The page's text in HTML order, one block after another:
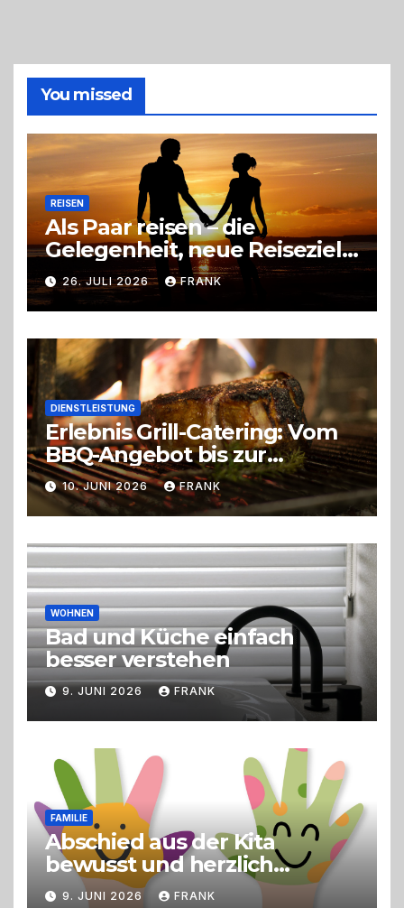
richtige
Entscheidung
You missed
REISEN
Als Paar reisen – die
Gelegenheit, neue Reiseziele
zu entdecken
26. JULI 2026 FRANK
DIENSTLEISTUNG
Erlebnis Grill-Catering: Vom
BBQ-Angebot bis zur
perfekten Eventorganisation
Trend zu Outdoor-Events,
Erlebnisgastronomie und
Live-Cooking
10. JUNI 2026 FRANK
WOHNEN
Bad und Küche einfach
besser verstehen
9. JUNI 2026 FRANK
FAMILIE
Abschied aus der Kita
bewusst und herzlich
gestalten
9. JUNI 2026 FRANK